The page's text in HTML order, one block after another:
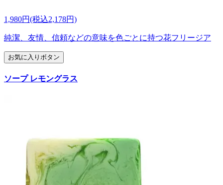
1,980円(税込2,178円)
純潔、友情、信頼などの意味を色ごとに持つ花フリージア
お気に入りボタン
ソープ レモングラス